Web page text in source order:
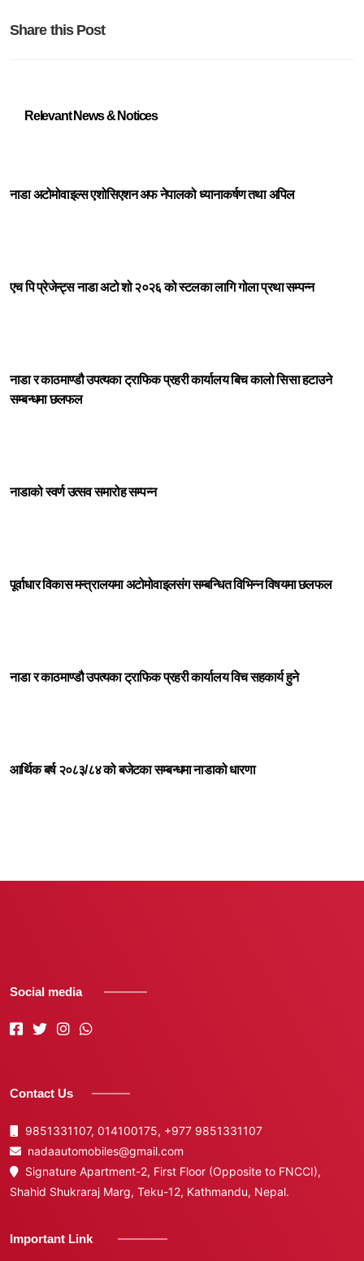
Share this Post
Relevant News & Notices
नाडा अटोमोवाइल्स एशोसिएशन अफ नेपालको ध्यानाकर्षण तथा अपिल
एच पि प्रेजेन्ट्स नाडा अटो शो २०२६ को स्टलका लागि गोला प्रथा सम्पन्न
नाडा र काठमाण्डौ उपत्यका ट्राफिक प्रहरी कार्यालय बिच कालो सिसा हटाउने
सम्बन्धमा छलफल
नाडाको स्वर्ण उत्सव समारोह सम्पन्न
पूर्वाधार विकास मन्त्रालयमा अटोमोवाइलसंग सम्बन्धित विभिन्न विषयमा छलफल
नाडा र काठमाण्डौ उपत्यका ट्राफिक प्रहरी कार्यालय विच सहकार्य हुने
आर्थिक बर्ष २०८३/८४ को बजेटका सम्बन्धमा नाडाको धारणा
Social media
Contact Us
9851331107, 014100175, +977 9851331107
nadaautomobiles@gmail.com
Signature Apartment-2, First Floor (Opposite to FNCCI),
Shahid Shukraraj Marg, Teku-12, Kathmandu, Nepal.
Important Link